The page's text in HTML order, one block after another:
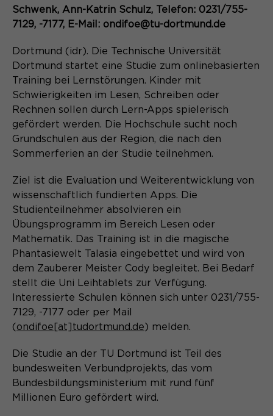
Zweck
Content Management System dieser
Webseite. Diese Basis-Cookies sind
unerlässlich, damit Ihr Besuch auf der
Sie ermöglichen es der Website, Sie
zu erkennen und somit Ihre Sitzung
offen zu halten. Es speichert bei
einem Benutzer-Login für einen
geschlossenen Bereich die Benutzer-
ID als verschlüsselten Wert (sog.
"hash-Wert") zum entsprechenden
Datenbankeintrag des Nutzers.
Name PHPSESSID
Anbieter Session-Cookies
Laufzeit
Der Session Cookie wird beim
Schließen des Browsers wieder
gelöscht.
Zweck
PHPs Standard Sitzungs- Identifikation
(Formulare).
Name be_typo_user
Name _pk_id*
Laufzeit 13 Monate
Zweck
Wiedererkennung eines Besuchers.
Anbieter
Laufzeit 30 Minuten
Speichert vorübergehend Daten der
aktuellen Sitzung.
Name _pk_ref.*
Laufzeit 6 Monate
Speichert die Herkunft des Besuchers.
Cookie-Informationen
Aktivierung Mehrsprachigkeit
Diese Cookies ermöglichen die automatische
Übersetzung der Website-Inhalte durch GTranslate.
Name
Anbieter GTranslate Inc.
Laufzeit 1 Jahr
Zweck
Speichert die vom Nutzer gewählte
Sprache für die automatische
Übersetzung der Website.
Schwenk, Ann-Katrin Schulz, Telefon: 0231/755-
7129, -7177, E-Mail: ondifoe@tu-dortmund.de
Dortmund (idr). Die Technische Universität
Dortmund startet eine Studie zum onlinebasierten
Training bei Lernstörungen. Kinder mit
Schwierigkeiten im Lesen, Schreiben oder
Rechnen sollen durch Lern-Apps spielerisch
gefördert werden. Die Hochschule sucht noch
Grundschulen aus der Region, die nach den
Sommerferien an der Studie teilnehmen.
Ziel ist die Evaluation und Weiterentwicklung von
wissenschaftlich fundierten Apps. Die
Studienteilnehmer absolvieren ein
Übungsprogramm im Bereich Lesen oder
Mathematik. Das Training ist in die magische
Phantasiewelt Talasia eingebettet und wird von
dem Zauberer Meister Cody begleitet. Bei Bedarf
stellt die Uni Leihtablets zur Verfügung.
Interessierte Schulen können sich unter 0231/755-
7129, -7177 oder per Mail
(ondifoe[at]tudortmund.de) melden.
Die Studie an der TU Dortmund ist Teil des
bundesweiten Verbundprojekts, das vom
Bundesbildungsministerium mit rund fünf
Millionen Euro gefördert wird.